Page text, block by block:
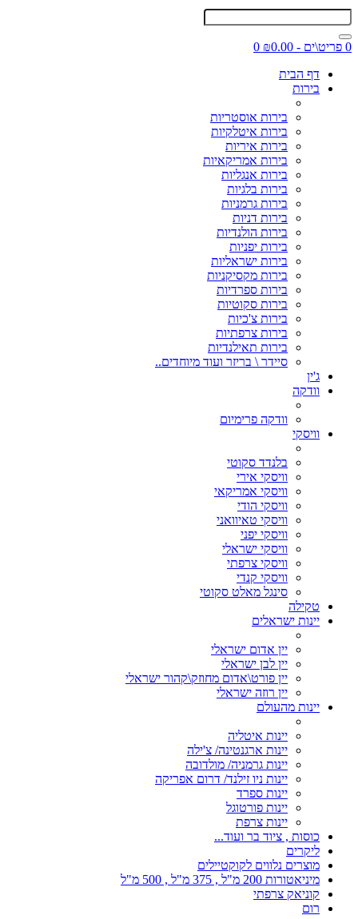
0 פריט\ים - ₪0.00
0
דף הבית
בירות
בירות אוסטריות
בירות איטלקיות
בירות איריות
בירות אמריקאיות
בירות אנגליות
בירות בלגיות
בירות גרמניות
בירות דניות
בירות הולנדיות
בירות יפניות
בירות ישראליות
בירות מקסיקניות
בירות ספרדיות
בירות סקוטיות
בירות צ'כיות
בירות צרפתיות
בירות תאילנדיות
סיידר \ בריזר ועוד מיוחדים..
ג'ין
וודקה
וודקה פרימיום
וויסקי
בלנדד סקוטי
וויסקי אירי
וויסקי אמריקאי
וויסקי הודי
וויסקי טאיוואני
וויסקי יפני
וויסקי ישראלי
וויסקי צרפתי
וויסקי קנדי
סינגל מאלט סקוטי
טקילה
יינות ישראלים
יין אדום ישראלי
יין לבן ישראלי
יין פורט\אדום מחוזק\קהור ישראלי
יין רוזה ישראלי
יינות מהעולם
יינות איטליה
יינות ארגנטינה/ צ'ילה
יינות גרמניה/ מולדובה
יינות ניו זילנד/ דרום אפריקה
יינות ספרד
יינות פורטוגל
יינות צרפת
כוסות , ציוד בר ועוד...
ליקרים
מוצרים נלווים לקוקטיילים
מיניאטורות 200 מ"ל , 375 מ"ל , 500 מ"ל
קוניאק צרפתי
רום